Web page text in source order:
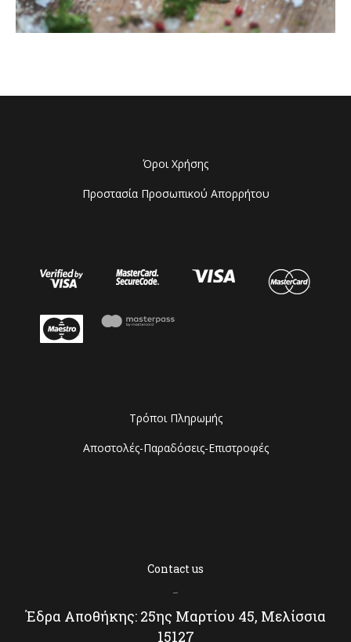
Όροι Χρήσης
Προστασία Προσωπικού Απορρήτου
Τρόποι Πληρωμής
Αποστολές-Παραδόσεις-Επιστροφές
Contact us
–
Έδρα Αποθήκης: 25ης Μαρτίου 45, Μελίσσια
15127